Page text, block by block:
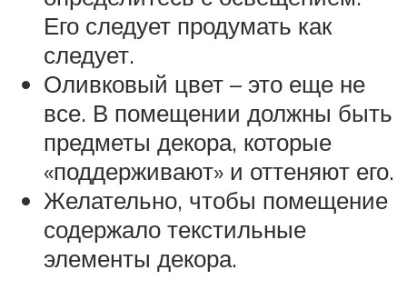
Его следует продумать как
следует.
Оливковый цвет – это еще не
все. В помещении должны быть
предметы декора, которые
«поддерживают» и оттеняют его.
Желательно, чтобы помещение
содержало текстильные
элементы декора.